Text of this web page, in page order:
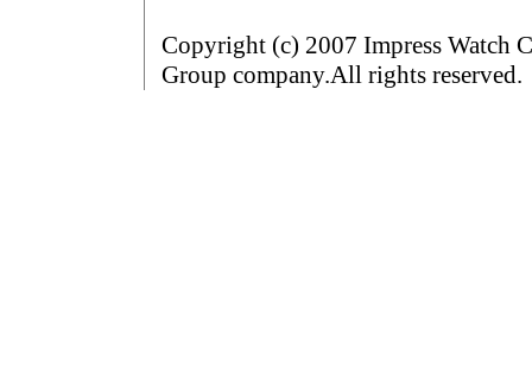
Copyright (c) 2007 Impress Watch
Group company.All rights reserved.